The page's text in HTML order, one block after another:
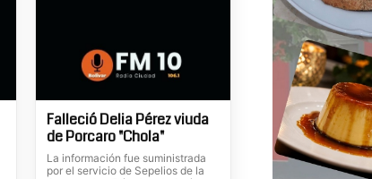
Falleció Delia Pérez viuda
de Porcaro "Chola"
La información fue suministrada
por el servicio de Sepelios de la